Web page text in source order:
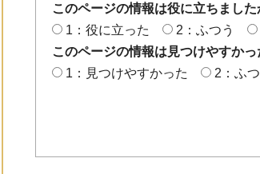
このページの情報は役に立ちました
1：役に立った
2：ふつう
このページの情報は見つけやすかっ
1：見つけやすかった
2：ふつ